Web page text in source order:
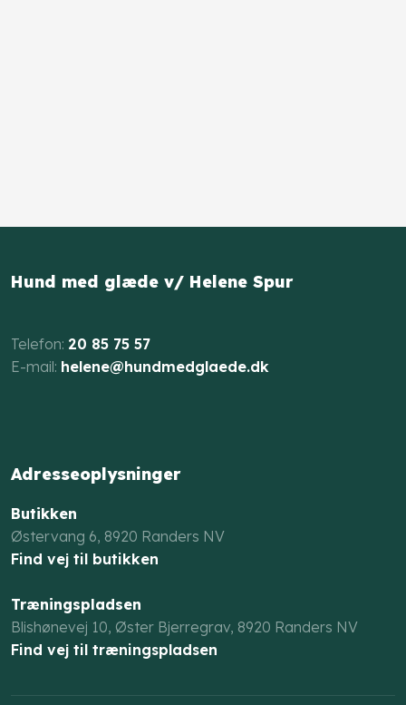
Hund med glæde v/ Helene Spur
​Telefon: 20 85 75 57
E-mail: ​ helene@hundmedglaede.dk
Adresseoplysninger
Butikken
Østervang 6, 8920 Randers NV​​
Find vej til butikken
Træningspladsen
Blishønevej 10, Øster Bjerregrav, 8920 Randers NV
Find vej til træningspladsen